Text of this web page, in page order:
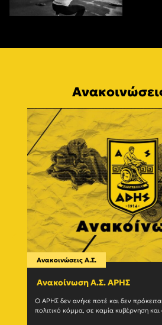
Ανακοινώσεις Α.Σ.
Ανακοίνωση Α.Σ. ΑΡΗΣ
Ο ΑΡΗΣ δεν ανήκε ποτέ και δεν
πολιτικό κόμμα, σε καμία κυβέρνηση